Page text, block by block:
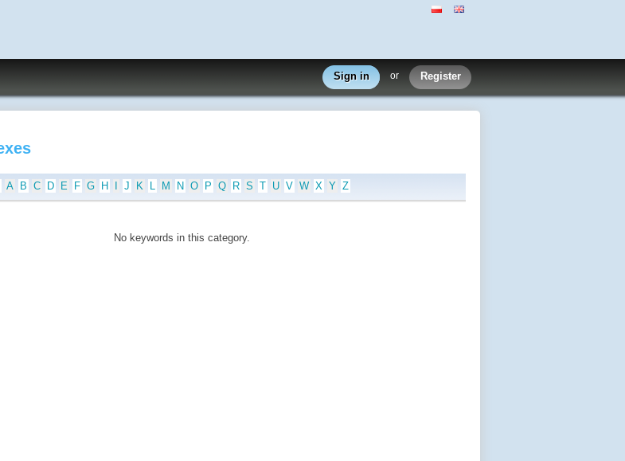
Sign in or Register
A B C D E F G H J K L M N O P Q R S T U V W X Y Z
No keywords in this category.